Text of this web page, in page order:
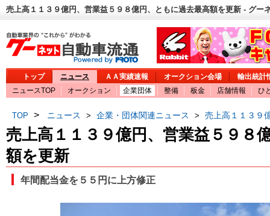
売上高１１３９億円、営業益５９８億円、ともに過去最高額を更新 - グー
トップ ニュース ＡＡ実績速報 オークション会場
輸出統計
ニュースTOP
オークション 企業団体 整備 板金 店舗情報 ひ
TOP > ニュース > 企業・団体関連ニュース > 売上高１１３９
売上高１１３９億円、営業益５９８
額を更新
年間配当金を５５円に上方修正